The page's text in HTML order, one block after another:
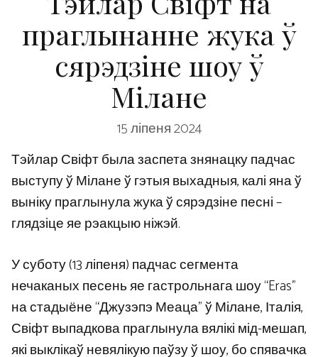
праглынанне жука ў
сярэдзіне шоу ў
Мілане
15 ліпеня 2024
Тэйлар Свіфт была заспета знянацку падчас
выступу ў Мілане ў гэтыя выхадныя, калі яна ў
выніку праглынула жука ў сярэдзіне песні –
глядзіце яе рэакцыю ніжэй.
У суботу (13 ліпеня) падчас сегмента
нечаканых песень яе гастрольнага шоу “Eras”
на стадыёне “Джузэпэ Меаца” ў Мілане, Італія,
Свіфт выпадкова праглынула вялікі мід-мешап,
які выклікаў невялікую паўзу ў шоу, бо спявачка